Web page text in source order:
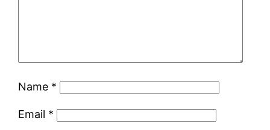
Name *
Email *